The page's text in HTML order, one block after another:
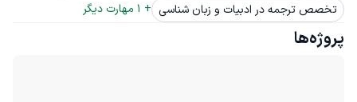
تخصص ترجمه در ادبیات و زبان شناسی +
1 مهارت دیگر
پروژه‌ها